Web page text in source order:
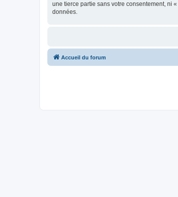
une tierce partie sans votre consentement, ni
données.
Accueil du forum